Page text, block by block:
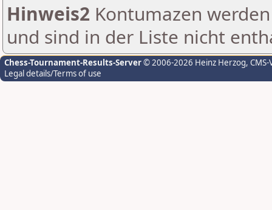
Hinweis2 Kontumazen
und sind in der Liste nicht
Chess-Tournament-Results-Server© 2006-2026 Heinz Herzog,
Legal details/Terms of use